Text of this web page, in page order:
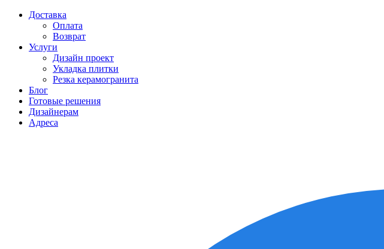
Доставка
Оплата
Возврат
Услуги
Дизайн проект
Укладка плитки
Резка керамогранита
Блог
Готовые решения
Дизайнерам
Адреса